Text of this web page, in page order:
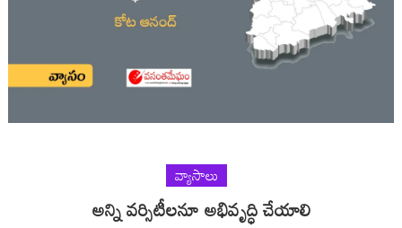
వ్యాసాలు
అన్ని వర్సిటీలనూ అభివృద్ధి చేయాలి